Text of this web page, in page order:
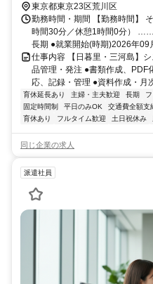
東京都東京23区荒川区
勤務時間・期間 【勤務時間】
時間30分／休憩1時間0分）
長期 ●就業開始(時期)2026年09
仕事内容 【日暮里・三河島】
品管理・発注 ●書類作成、PDF
応、記録・管理 ●資料作成・月
育休延長あり 主婦・主夫歓迎 長期
固定時間制
平日のみOK 交通費全額支
育休あり
フルタイム歓迎 土日祝休み
同じ企業の求人
派遣社員